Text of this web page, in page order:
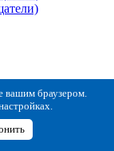
вашим браузером.